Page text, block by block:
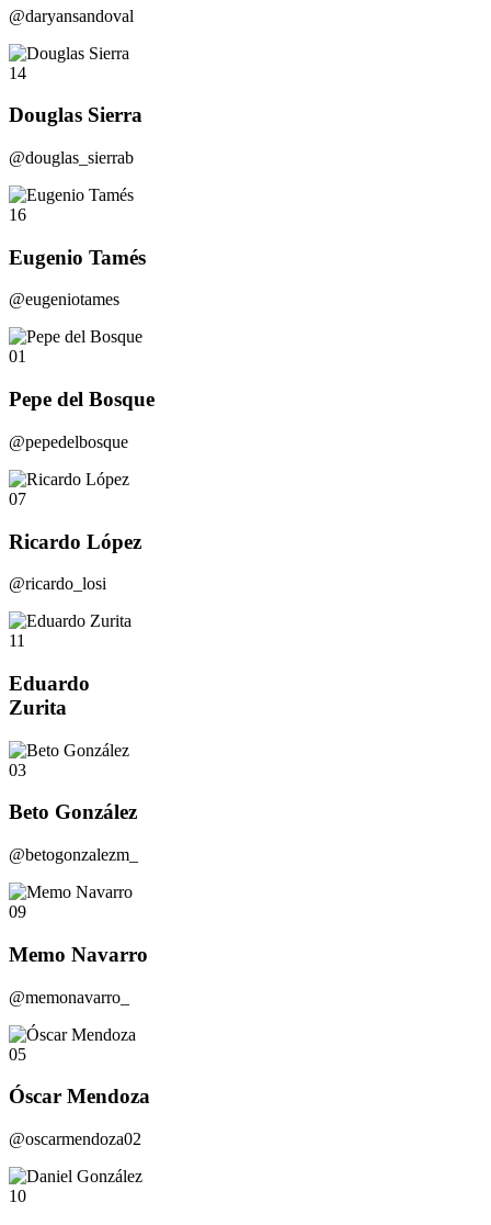
@daryansandoval
14
Douglas Sierra
@douglas_sierrab
16
Eugenio Tamés
@eugeniotames
01
Pepe del Bosque
@pepedelbosque
07
Ricardo López
@ricardo_losi
11
Eduardo
Zurita
03
Beto González
@betogonzalezm_
09
Memo Navarro
@memonavarro_
05
Óscar Mendoza
@oscarmendoza02
10